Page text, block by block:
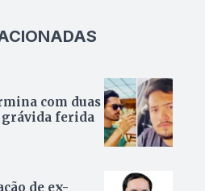
com duas
grávida ferida
de ex-